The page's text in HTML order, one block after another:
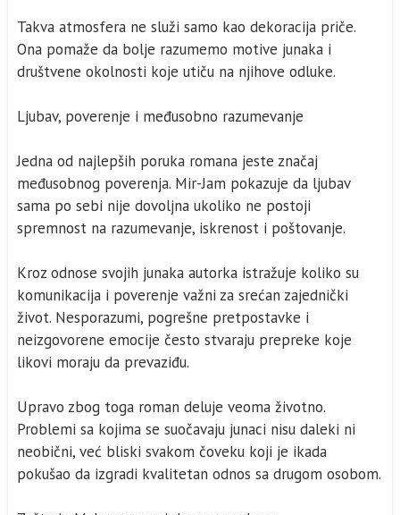
Takva atmosfera ne služi samo kao dekoracija priče.
Ona pomaže da bolje razumemo motive junaka i
društvene okolnosti koje utiču na njihove odluke.
Ljubav, poverenje i međusobno razumevanje
Jedna od najlepših poruka romana jeste značaj
međusobnog poverenja. Mir-Jam pokazuje da ljubav
sama po sebi nije dovoljna ukoliko ne postoji
spremnost na razumevanje, iskrenost i poštovanje.
Kroz odnose svojih junaka autorka istražuje koliko su
komunikacija i poverenje važni za srećan zajednički
život. Nesporazumi, pogrešne pretpostavke i
neizgovorene emocije često stvaraju prepreke koje
likovi moraju da prevaziđu.
Upravo zbog toga roman deluje veoma životno.
Problemi sa kojima se suočavaju junaci nisu daleki ni
neobični, već bliski svakom čoveku koji je ikada
pokušao da izgradi kvalitetan odnos sa drugom osobom.